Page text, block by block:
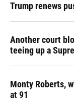
Trump renews
Another court
teeing up a
Monty Roberts,
at 91